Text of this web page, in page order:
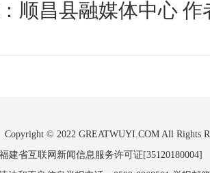
顺昌县融媒体中心 作
Copyright © 2022 GREATWUYI.COM All Rights
福建省互联网新闻信息服务许可证